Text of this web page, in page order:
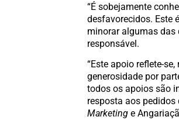
“É sobejamente
desfavorecidos. Este
minorar algumas das
responsável.
“Este apoio reflete-
generosidade por
todos os apoios são
resposta aos pedidos
Marketing e